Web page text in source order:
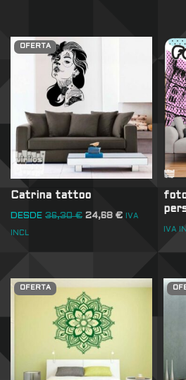
OFERTA
Catrina tattoo
DESDE 36,30€ 24,68 € IVA
INCL IVA
OFERTA